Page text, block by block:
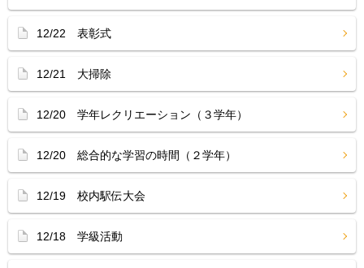
12/22 表彰式
12/21 大掃除
12/20 学年レクリエーション（３学年）
12/20 総合的な学習の時間（２学年）
12/19 校内駅伝大会
12/18 学級活動